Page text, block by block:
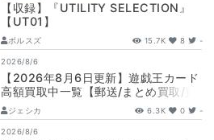
【収録】『UTILITY SELECTION』
【UT01】
ボルスズ 15.7K 8 -
2026/8/6
【2026年8月6日更新】遊戯王カード
高額買取中一覧【郵送/まとめ買取/買
取表/相場/レリーフ】
ジェシカ 6.3K 0 -
2026/8/6